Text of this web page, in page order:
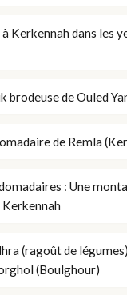
à Kerkennah dans les
brodeuse de Ouled
de Remla
: Une
(ragoût de
(Boulghour)